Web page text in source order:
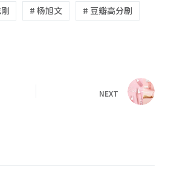
# 杨旭文 # 豆瓣高分剧
NEXT